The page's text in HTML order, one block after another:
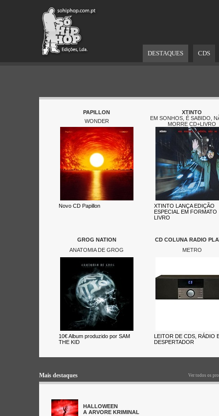
DESTAQUES CDS
PAPILLON
XTINTO
WONDER
EM SONHOS, É SABIDO,
MORRE CD+LIVRO
Novo CD Papillon
XTINTO LANÇA EDIÇÃO
ESPECIAL EM FORMATO
LIVRO
GROG NATION
CD COLUNA RADIO
ANATOMIA DE GROG
METRO
10€ Album produzido por SAM
THE KID
LEITOR DE CDS, RÁDIO
DESPERTADOR
Mais destaques Ver todos os
HALLOWEEN
A ARVORE KRIMINAL